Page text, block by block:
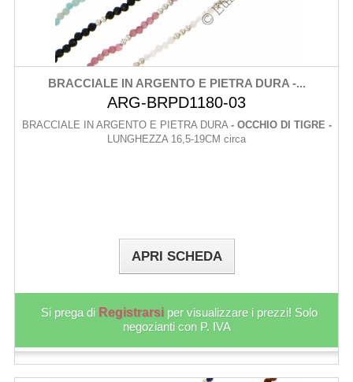
BRACCIALE IN ARGENTO E PIETRA DURA -...
ARG-BRPD1180-03
BRACCIALE IN ARGENTO E PIETRA DURA - OCCHIO DI TIGRE -
LUNGHEZZA 16,5-19CM circa
APRI SCHEDA
Si prega di Registrarsi per visualizzare i prezzi! Solo
negozianti con P. IVA